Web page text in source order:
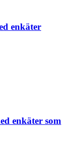
enkäter
enkäter som